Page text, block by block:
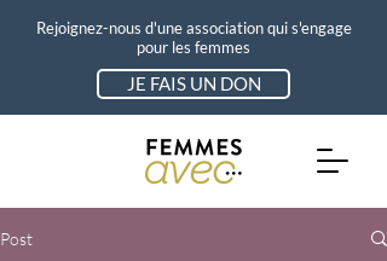
Rejoignez-nous d'une association qui s'engage
pour les femmes
JE FAIS UN DON
Post